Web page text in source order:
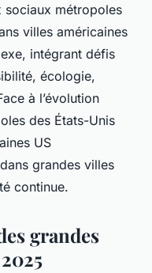
sociaux métropoles
villes américaines
intégrant défis
écologie,
à l’évolution
des États-Unis
US
grandes villes
continue.
grandes